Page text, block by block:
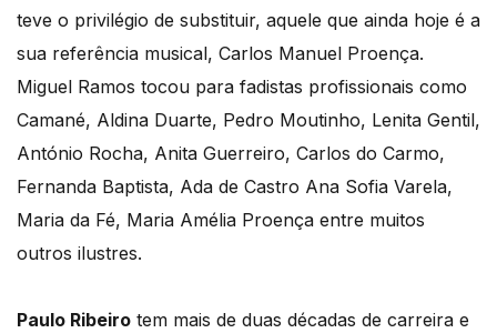
teve o privilégio de substituir, aquele que ainda hoje é a
sua referência musical, Carlos Manuel Proença.
Miguel Ramos tocou para fadistas profissionais como
Camané, Aldina Duarte, Pedro Moutinho, Lenita Gentil,
António Rocha, Anita Guerreiro, Carlos do Carmo,
Fernanda Baptista, Ada de Castro Ana Sofia Varela,
Maria da Fé, Maria Amélia Proença entre muitos
outros ilustres.
Paulo Ribeiro tem mais de duas décadas de carreira e